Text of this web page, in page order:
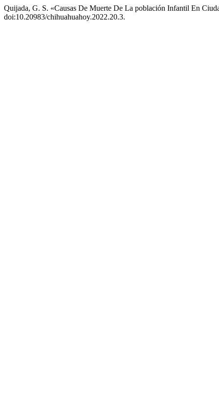
Quijada, G. S. «Causas De Muerte De La población Infantil En
doi:10.20983/chihuahuahoy.2022.20.3.